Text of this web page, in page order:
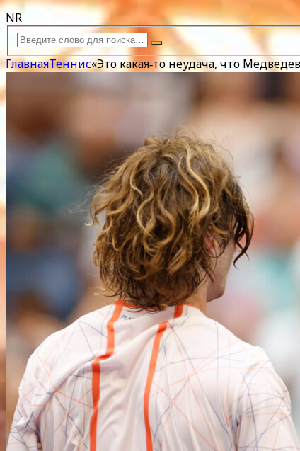
NR
ГлавнаяТеннис«Это какая‑то неудача, что